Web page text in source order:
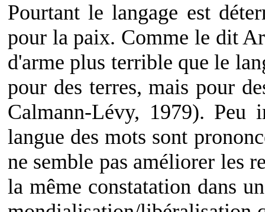
Pourtant le langage est
pour la paix. Comme le dit
d'arme plus terrible que le
pour des terres, mais pour
Calmann-Lévy, 1979). Peu
langue des mots sont
ne semble pas améliorer les
la même constatation dans